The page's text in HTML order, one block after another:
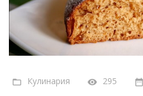
Кулинария 295